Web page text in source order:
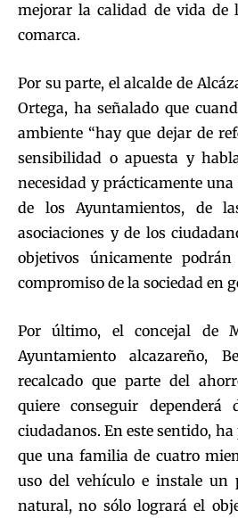
mejorar la calidad de vida de
comarca.
Por su parte, el alcalde de
Ortega, ha señalado que
ambiente “hay que dejar de
sensibilidad o apuesta y
necesidad y prácticamente una
de los Ayuntamientos, de
asociaciones y de los
objetivos únicamente
compromiso de la sociedad en
Por último, el concejal de
Ayuntamiento alcazareño,
recalcado que parte del
quiere conseguir dependerá
ciudadanos. En este sentido,
que una familia de cuatro
uso del vehículo e instale un
natural, no sólo logrará el